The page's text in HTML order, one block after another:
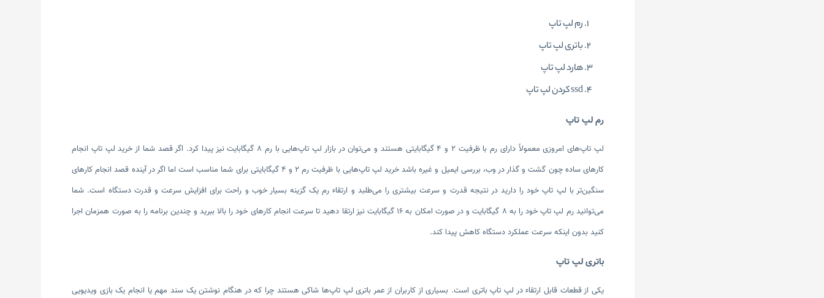
رم لپ تاپ
باتری لپ تاپ
هارد لپ تاپ
ssd کردن لپ تاپ
رم لپ تاپ
لپ تاپ‌های امروزی معمولاً دارای رم با ظرفیت ۲ و ۴ گیگابایتی هستند و می‌توان در بازار لپ تاپ‌هایی با رم ۸ گیگابایت نیز پیدا کرد. اگر قصد شما از خرید لپ تاپ انجام
کارهای ساده چون گشت و گذار در وب، بررسی ایمیل و غیره باشد خرید لپ تاپ‌هایی با ظرفیت رم ۲ و ۴ گیگابایتی برای شما مناسب است اما اگر در آینده قصد انجام کارهای
سنگین‌تر با لپ تاپ خود را دارید در نتیجه قدرت و سرعت بیشتری را می‌طلبد و ارتقاء رم یک گزینه بسیار خوب و راحت برای افزایش سرعت و قدرت دستگاه است. شما
می‌توانید رم لپ تاپ خود را به ۸ گیگابایت و در صورت امکان به ۱۶ گیگابایت نیز ارتقا دهید تا سرعت انجام کارهای خود را بالا ببرید و چندین برنامه را به صورت همزمان اجرا
کنید بدون اینکه سرعت عملکرد دستگاه کاهش پیدا کند.
باتری لپ تاپ
یکی از قطعات قابل ارتقاء در لپ تاپ باتری است. بسیاری از کاربران از عمر باتری لپ تاپ‌ها شاکی هستند چرا که در هنگام نوشتن یک سند مهم یا انجام یک بازی ویدیویی